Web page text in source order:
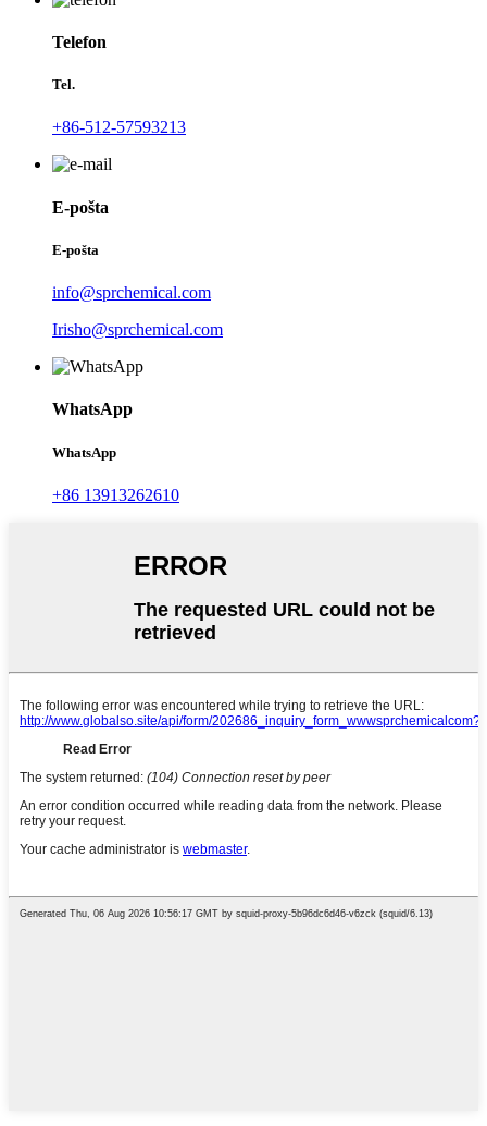
Telefon
Tel.
+86-512-57593213
E-pošta
E-pošta
info@sprchemical.com
Irisho@sprchemical.com
WhatsApp
WhatsApp
+86 13913262610